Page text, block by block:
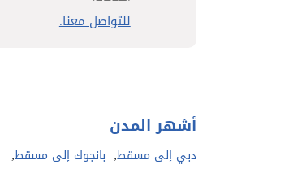
للتواصل معنا.
أشهر المدن
دبي إلى مسقط, بانجوك إلى مسقط,